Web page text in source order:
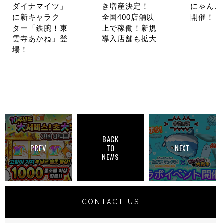
ダイナマイツ」
に新キャラク
ター「鉄腕！東
雲寺あかね」登
場！
き増産決定！
全国400店舗以
上で稼働！新規
導入店舗も拡大
にゃん
開催！
PREV
BACK
TO
NEWS
NEXT
CONTACT US